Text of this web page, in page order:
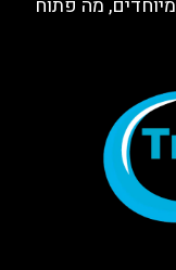
מה פתוח